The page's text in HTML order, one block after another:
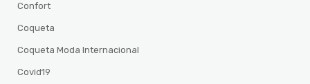
Confort
Coqueta
Coqueta Moda Internacional
Covid19